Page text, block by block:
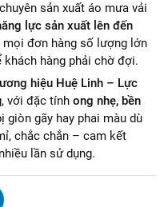
sản xuất áo mưa vải
lực sản xuất lên đến
mọi đơn hàng số lượng lớn
hàng phải chờ đợi.
hiệu Huệ Linh – Lực
với đặc tính ong nhẹ, bền
giòn gãy hay phai màu dù
chắc chắn – cam kết
lần sử dụng.